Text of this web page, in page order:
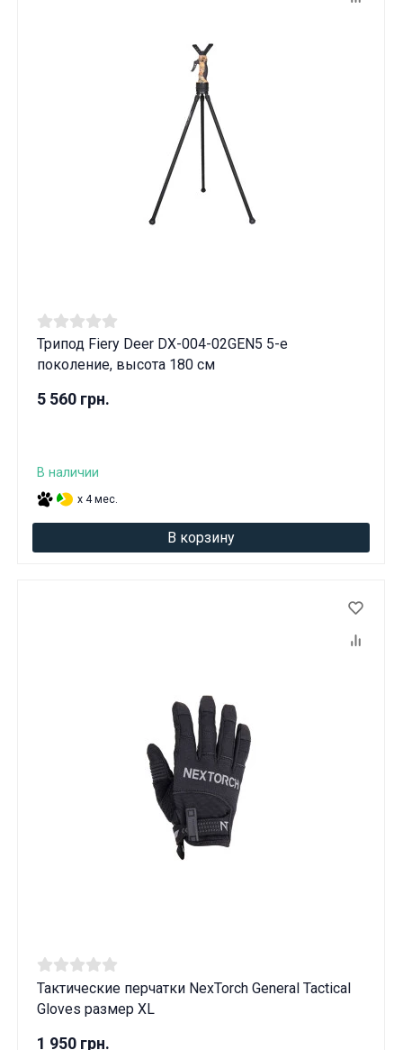
Трипод Fiery Deer DX-004-02GEN5 5-е
поколение, высота 180 см
5 560 грн.
В наличии
x 4 мес.
В корзину
Тактические перчатки NexTorch General Tactical
Gloves размер XL
1 950 грн.